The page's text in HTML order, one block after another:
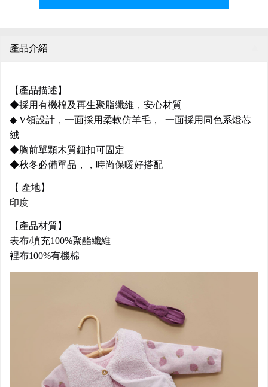
產品介紹
【產品描述】
◆採用有機棉及再生聚脂纖維，安心材質
◆ V領設計，一面採用柔軟仿羊毛， 一面採用同色系燈芯
絨
◆胸前單顆木質鈕扣可固定
◆秋冬必備單品，，時尚保暖好搭配
【 產地】
印度
【產品材質】
表布/填充100%聚酯纖維
裡布100%有機棉